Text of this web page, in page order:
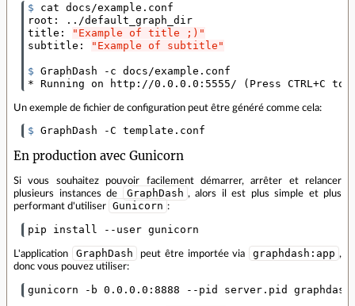
$ cat docs/example.conf
root: ../default_graph_dir
title:
"Example of title ;)"
subtitle:
"Example of subtitle"
$ GraphDash -c docs/example.conf
* Running on http://0.0.0.0:5555/
( Press CTRL+C to
Un exemple de fichier de configuration peut être généré comme cela:
$ GraphDash -C template.conf
En production avec Gunicorn
Si vous souhaitez pouvoir facilement démarrer, arrêter et relancer
plusieurs instances de
GraphDash , alors il est plus simple et plus
performant d'utiliser
Gunicorn :
pip install --user gunicorn
L'application GraphDash peut être importée via graphdash:app ,
donc vous pouvez utiliser:
gunicorn -b 0.0.0.0:8888 --pid server.pid